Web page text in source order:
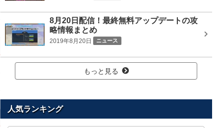
8月20日配信！最終無料アップデートの攻
略情報まとめ
2019年8月20日 ニュース
もっと見る
人気ランキング